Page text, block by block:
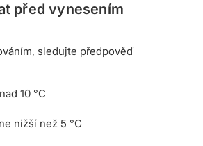
před vynesením
sledujte předpověď
10 °C
nižší než 5 °C